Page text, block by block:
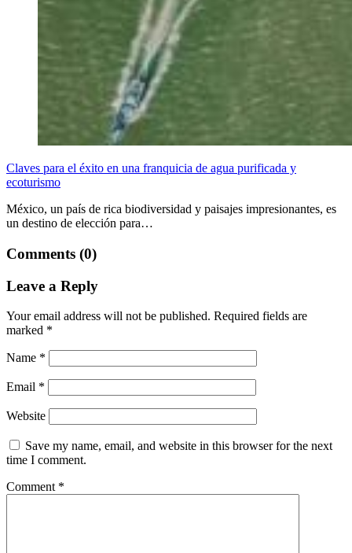
Claves para el éxito en una franquicia de agua purificada y
ecoturismo
México, un país de rica biodiversidad y paisajes impresionantes, es
un destino de elección para…
Comments (0)
Leave a Reply
Your email address will not be published. Required fields are
marked *
Name *
Email *
Website
Save my name, email, and website in this browser for the next
time I comment.
Comment *